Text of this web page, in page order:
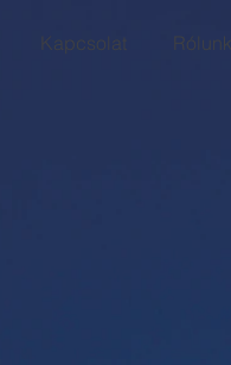
Kapcsolat Rólunk